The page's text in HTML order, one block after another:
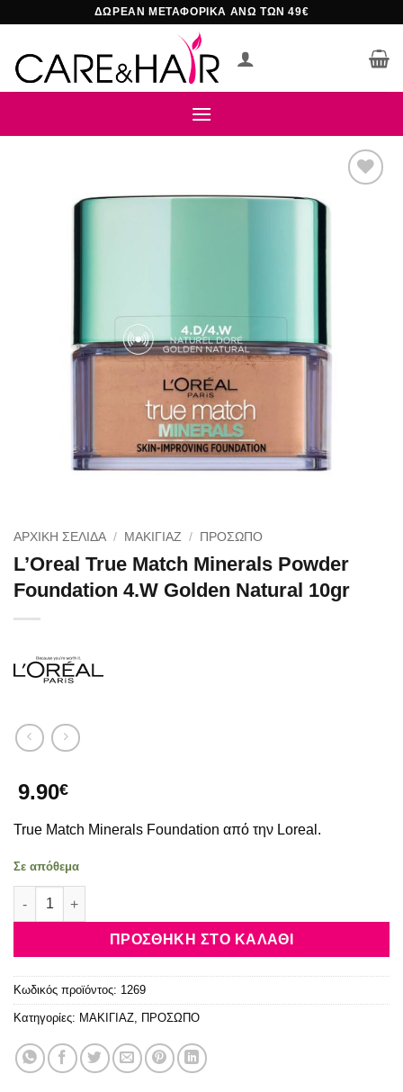
περιεχόμενο
ΔΩΡΕΑΝ ΜΕΤΑΦΟΡΙΚΑ ΑΝΩ ΤΩΝ 49€
ΑΡΧΙΚΉ ΣΕΛΊΔΑ / ΜΑΚΙΓΙΑΖ / ΠΡΟΣΩΠΟ
L’Oreal True Match Minerals Powder
Foundation 4.W Golden Natural 10gr
9.90€
True Match Minerals Foundation από την Loreal.
Σε απόθεμα
L'Oreal True Match Minerals Powder Foundation 4.W Golden
ΠΡΟΣΘΉΚΗ ΣΤΟ ΚΑΛΆΘΙ
Κωδικός προϊόντος: 1269
Κατηγορίες: ΜΑΚΙΓΙΑΖ ΠΡΟΣΩΠΟ